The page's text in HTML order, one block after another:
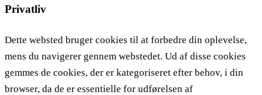
Privatliv
Dette websted bruger cookies til at forbedre din oplevelse,
mens du navigerer gennem webstedet. Ud af disse cookies
gemmes de cookies, der er kategoriseret efter behov, i din
browser, da de er essentielle for udførelsen af ​​